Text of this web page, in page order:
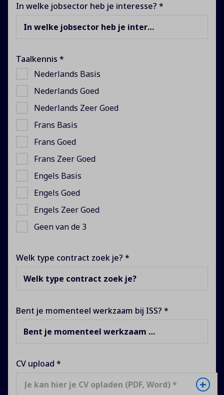
In welke jobsector heb je interesse? *
In welke jobsector heb je interesse?
Taalkennis *
Nederlands Basis
Nederlands Goed
Nederlands Zeer Goed
Frans Basis
Frans Goed
Frans Zeer Goed
Engels Basis
Engels Goed
Engels Zeer Goed
Geen van de 3
Welk type contract zoek je? *
Welk type contract zoek je?
Bent je momenteel werkzaam bij ISS? *
Bent je momenteel werkzaam bij ISS?
CV upload *
Je kan hier je CV opladen (PDF, Word) *
+